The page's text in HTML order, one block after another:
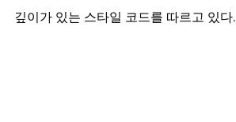
깊이가 있는 스타일 코드를 따르고 있다.